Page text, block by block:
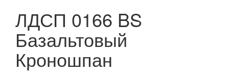
ЛДСП 0166 BS
Базальтовый
Кроношпан